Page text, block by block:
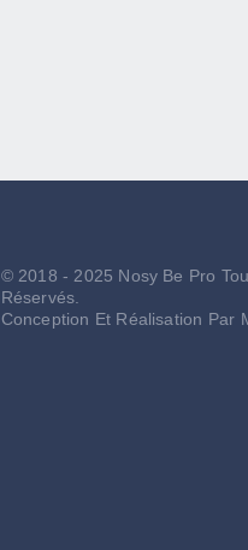
© 2018 - 2025 Nosy Be Pro
Réservés.
Conception Et Réalisation Par